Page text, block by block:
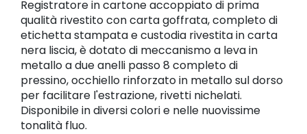
Registratore in cartone accoppiato di prima
qualità rivestito con carta goffrata, completo di
etichetta stampata e custodia rivestita in carta
nera liscia, è dotato di meccanismo a leva in
metallo a due anelli passo 8 completo di
pressino, occhiello rinforzato in metallo sul dorso
per facilitare l'estrazione, rivetti nichelati.
Disponibile in diversi colori e nelle nuovissime
tonalità fluo.